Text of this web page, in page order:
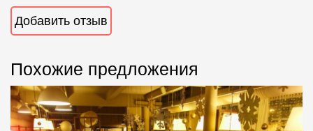
Добавить отзыв
Похожие предложения